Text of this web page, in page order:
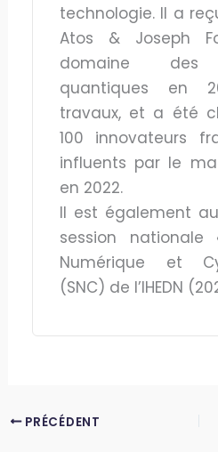
technologie. Il a
Atos & Joseph
domaine des
quantiques en
travaux, et a été
100 innovateurs
influents par le
en 2022.
Il est également
session nationale
Numérique et
(SNC) de l’IHEDN
PRÉCÉDENT